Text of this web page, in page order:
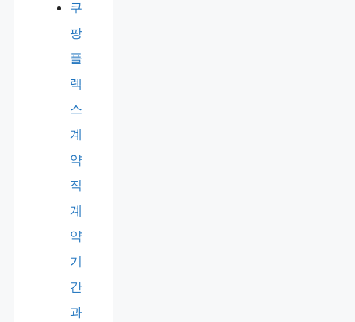
쿠
팡
플
렉
스
계
약
직
계
약
기
간
과